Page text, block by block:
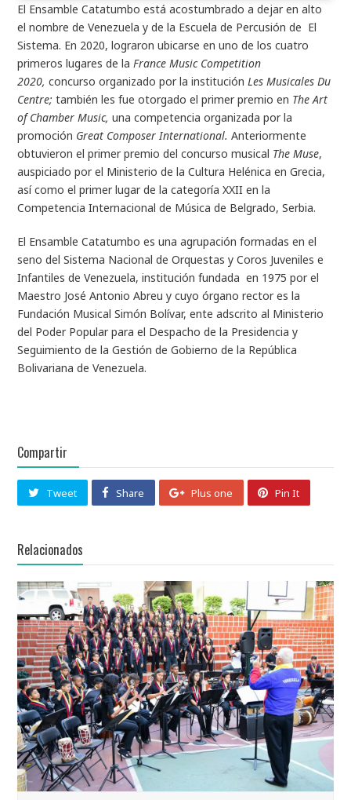
El Ensamble Catatumbo está acostumbrado a dejar en alto
el nombre de Venezuela y de la Escuela de Percusión de El
Sistema. En 2020, lograron ubicarse en uno de los cuatro
primeros lugares de la France Music Competition
2020,concurso organizado por la institución Les Musicales Du
Centre; también les fue otorgado el primer premio en The Art
of Chamber Music, una competencia organizada por la
promoción Great Composer International. Anteriormente
obtuvieron el primer premio del concurso musical The Muse,
auspiciado por el Ministerio de la Cultura Helénica en Grecia,
así como el primer lugar de la categoría XXII en la
Competencia Internacional de Música de Belgrado, Serbia.
El Ensamble Catatumbo es una agrupación formadas en el
seno del Sistema Nacional de Orquestas y Coros Juveniles e
Infantiles de Venezuela, institución fundada en 1975 por el
Maestro José Antonio Abreu y cuyo órgano rector es la
Fundación Musical Simón Bolívar, ente adscrito al Ministerio
del Poder Popular para el Despacho de la Presidencia y
Seguimiento de la Gestión de Gobierno de la República
Bolivariana de Venezuela.
Compartir
Tweet Share Plus one Pin It
Relacionados